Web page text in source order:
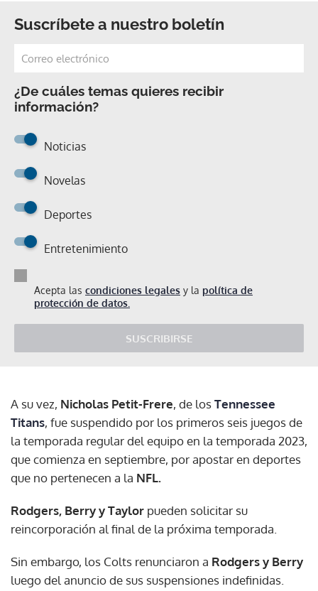
Suscríbete a nuestro boletín
¿De cuáles temas quieres recibir
información?
Noticias
Novelas
Deportes
Entretenimiento
Acepta las condiciones legales y la política de
protección de datos.
SUSCRIBIRSE
A su vez, Nicholas Petit-Frere, de losTennessee
Titans, fue suspendido por los primeros seis juegos de
la temporada regular del equipo en la temporada 2023,
que comienza en septiembre, por apostar en deportes
que no pertenecen a la NFL.
Rodgers, Berry y Taylor pueden solicitar su
reincorporación al final de la próxima temporada.
Sin embargo, los Colts renunciaron a Rodgers y Berry
luego del anuncio de sus suspensiones indefinidas.